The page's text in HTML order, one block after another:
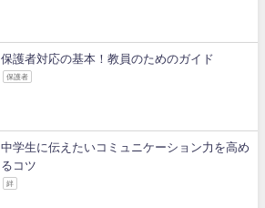
保護者対応の基本！教員のためのガイド
保護者
中学生に伝えたいコミュニケーション力を高め
るコツ
絆